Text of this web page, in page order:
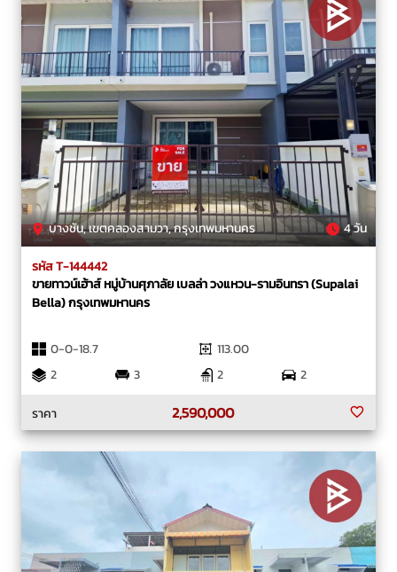
บางชัน, เขตคลองสามวา, กรุงเทพมหานคร 4 วัน
รหัส T-144442
ขายทาวน์เฮ้าส์ หมู่บ้านศุภาลัย เบลล่า วงแหวน-รามอินทรา (Supalai
Bella) กรุงเทพมหานคร
0-0-18.7
113.00
2
3 2
2
ราคา
2,590,000